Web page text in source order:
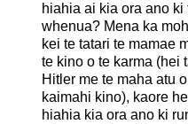
hiahia ai kia ora ano ki
whenua? Mena ka
kei te tatari te mamae
te kino o te karma (hei
Hitler me te maha atu
kaimahi kino), kaore
hiahia kia ora ano ki